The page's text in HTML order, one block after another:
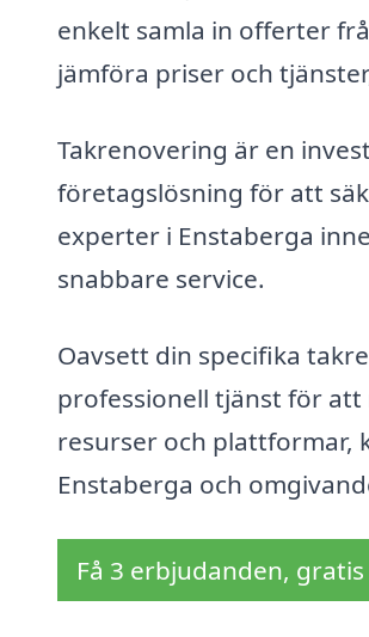
enkelt samla in offerter
jämföra priser och
Takrenovering är en
företagslösning för att
experter i Enstaberga
snabbare service.
Oavsett din specifika
professionell tjänst för
resurser och plattformar,
Enstaberga och
Få 3 erbjudanden,